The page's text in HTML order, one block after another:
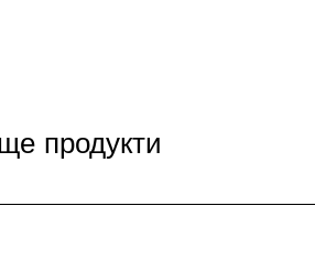
продукти